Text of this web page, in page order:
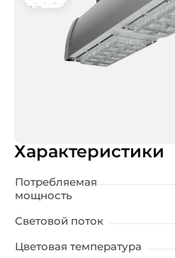
Характеристики
Потребляемая
мощность
Световой поток
Цветовая температура